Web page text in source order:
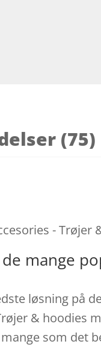
(75)
-
mange
løsning på
&
som det